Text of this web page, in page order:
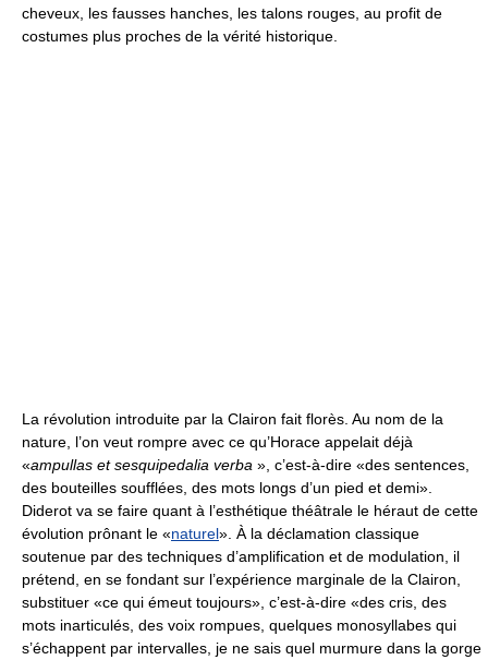
cheveux, les fausses hanches, les talons rouges, au profit de
costumes plus proches de la vérité historique.
La révolution introduite par la Clairon fait florès. Au nom de la
nature, l’on veut rompre avec ce qu’Horace appelait déjà
«ampullas et sesquipedalia verba », c’est-à-dire «des sentences,
des bouteilles soufflées, des mots longs d’un pied et demi».
Diderot va se faire quant à l’esthétique théâtrale le héraut de cette
évolution prônant le «naturel». À la déclamation classique
soutenue par des techniques d’amplification et de modulation, il
prétend, en se fondant sur l’expérience marginale de la Clairon,
substituer «ce qui émeut toujours», c’est-à-dire «des cris, des
mots inarticulés, des voix rompues, quelques monosyllabes qui
s’échappent par intervalles, je ne sais quel murmure dans la gorge